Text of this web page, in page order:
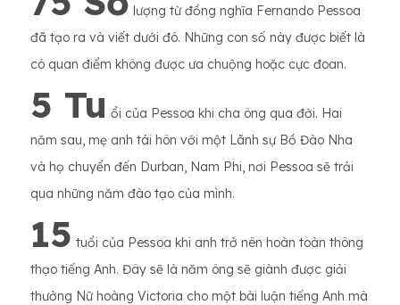
lượng từ đồng nghĩa Fernando Pessoa
đã tạo ra và viết dưới đó. Những con số này được biết là
có quan điểm không được ưa chuộng hoặc cực đoan.
5 Tu ổi của Pessoa khi cha ông qua đời. Hai
năm sau, mẹ anh tái hôn với một Lãnh sự Bồ Đào Nha
và họ chuyển đến Durban, Nam Phi, nơi Pessoa sẽ trải
qua những năm đào tạo của mình.
15 tuổi của Pessoa khi anh trở nên hoàn toàn thông
thạo tiếng Anh. Đây sẽ là năm ông sẽ giành được giải
thưởng Nữ hoàng Victoria cho một bài luận tiếng Anh mà